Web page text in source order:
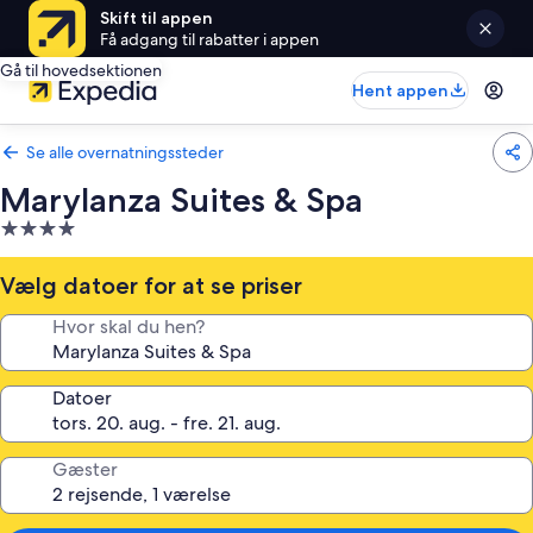
Skift til appen
Få adgang til rabatter i appen
Gå til hovedsektionen
Hent appen
Se alle overnatningssteder
Marylanza Suites & Spa
4.0-
stjernet
overnatningssted
Vælg datoer for at se priser
Hvor skal du hen?
Datoer
Gæster